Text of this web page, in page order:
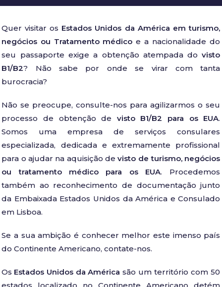
Quer visitar os Estados Unidos da América em turismo,
negócios ou Tratamento médico e a nacionalidade do
seu passaporte exige a obtenção atempada do visto
B1/B2? Não sabe por onde se virar com tanta
burocracia?
Não se preocupe, consulte-nos para agilizarmos o seu
processo de obtenção de visto B1/B2 para os EUA.
Somos uma empresa de serviços consulares
especializada, dedicada e extremamente profissional
para o ajudar na aquisição devisto de turismo, negócios
ou tratamento médico para os EUA. Procedemos
também ao reconhecimento de documentação junto
da Embaixada Estados Unidos da América e Consulado
em Lisboa.
Se a sua ambição é conhecer melhor este imenso país
do Continente Americano, contate-nos.
Os Estados Unidos da América são um território com 50